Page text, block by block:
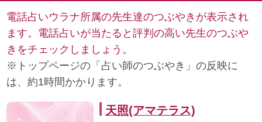
電話占いウラナ所属の先生達のつぶやきが表示され
ます。電話占いが当たると評判の高い先生のつぶや
きをチェックしましょう。
※トップページの「占い師のつぶやき」の反映に
は、約1時間かかります。
天照(アマテラス)